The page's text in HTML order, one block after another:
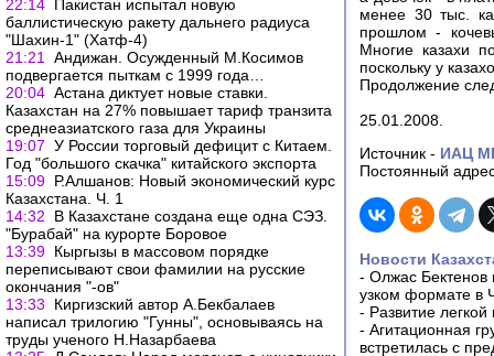
22:14 Пакистан испытал новую
баллистическую ракету дальнего радиуса
"Шахин-1" (Хатф-4)
21:21
Андижан. Осужденный М.Косимов
подвергается пыткам с 1999 года…
20:04 Астана диктует новые ставки.
Казахстан на 27% повышает тариф транзита
среднеазиатского газа для Украины
19:07 У России торговый дефицит с Китаем.
Год "большого скачка" китайского экспорта
15:09 Р.Алшанов: Новый экономический курс
Казахстана. Ч. 1
14:32
В Казахстане создана еще одна СЭЗ.
"Бурабай" на курорте Боровое
13:39 Кыргызы в массовом порядке
переписывают свои фамилии на русские
окончания "-ов"
13:33
Киргизский автор А.Бекбалаев
написал трилогию "Гунны", основываясь на
труды ученого Н.Назарбаева
менее 30 тыс.
прошлом -
Многие казахи
поскольку у
Продолжение
25.01.2008.
Источник - ИАЦ
Постоянный
Новости
- Олжас Бектенов
узком формате в
- Развитие
- Агитационная
встретилась с